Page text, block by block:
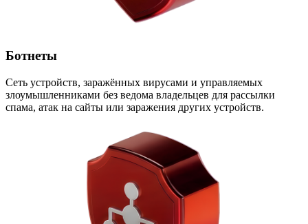
Ботнеты
Сеть устройств, заражённых вирусами и управляемых
злоумышленниками без ведома владельцев для рассылки
спама, атак на сайты или заражения других устройств.